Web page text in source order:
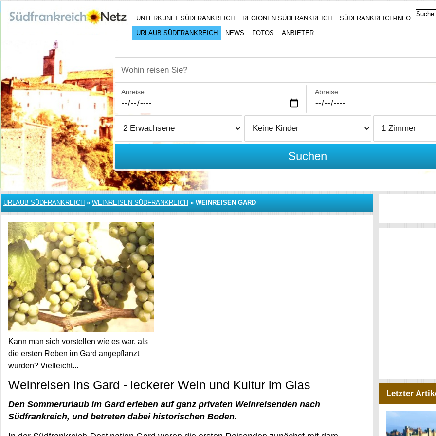
UNTERKUNFT SÜDFRANKREICH REGIONEN SÜDFRANKREICH
SÜDFRANKREICH-INFO
URLAUB SÜDFRANKREICH
NEWS FOTOS ANBIETER
Wohin reisen Sie?
Anreise Abreise
Suchen
URLAUB SÜDFRANKREICH » WEINREISEN SÜDFRANKREICH » WEINREISEN GARD
Kann man sich vorstellen wie es war, als
die ersten Reben im Gard angepflanzt
wurden? Vielleicht...
Weinreisen ins Gard - leckerer Wein und Kultur im Glas
Den Sommerurlaub im Gard erleben auf ganz privaten Weinreisenden nach
Südfrankreich, und betreten dabei historischen Boden.
Letzter